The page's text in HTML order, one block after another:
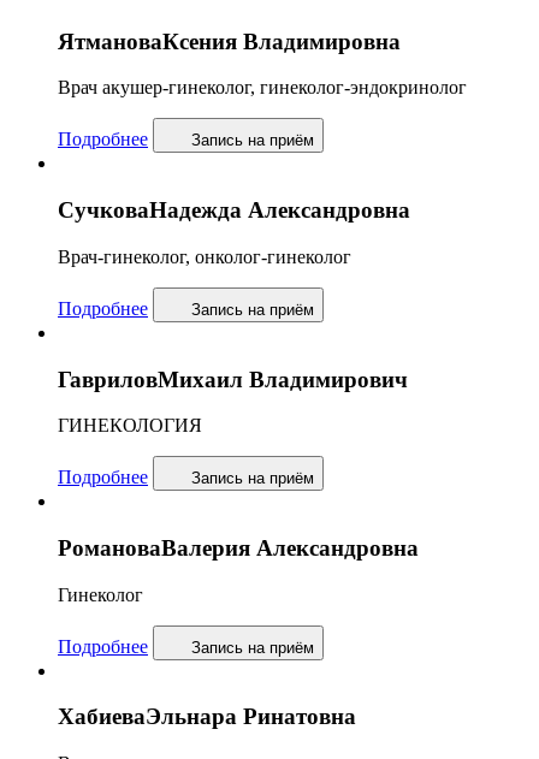
ЯтмановаКсения Владимировна
Врач акушер-гинеколог, гинеколог-эндокринолог
Подробнее Запись на приём
СучковаНадежда Александровна
Врач-гинеколог, онколог-гинеколог
Подробнее Запись на приём
ГавриловМихаил Владимирович
ГИНЕКОЛОГИЯ
Подробнее Запись на приём
РомановаВалерия Александровна
Гинеколог
Подробнее Запись на приём
ХабиеваЭльнара Ринатовна